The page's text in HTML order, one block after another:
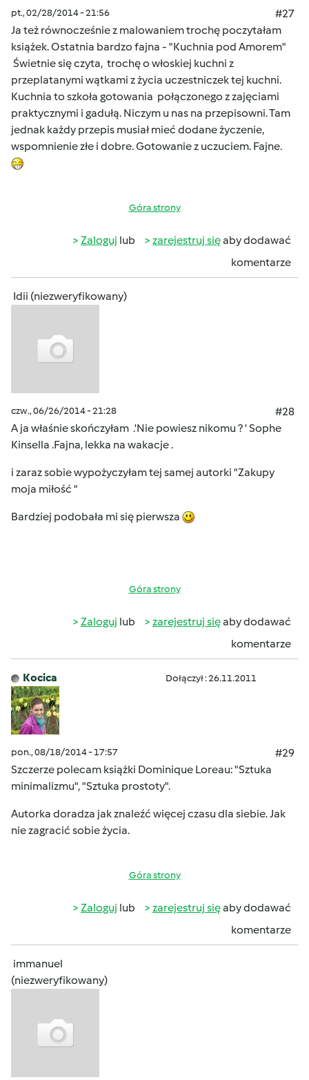
pt., 02/28/2014 - 21:56
#27
Ja też równocześnie z malowaniem trochę poczytałam
książek. Ostatnia bardzo fajna - "Kuchnia pod Amorem"
Świetnie się czyta, trochę o włoskiej kuchni z
przeplatanymi wątkami z życia uczestniczek tej kuchni.
Kuchnia to szkoła gotowania połączonego z zajęciami
praktycznymi i gadułą. Niczym u nas na przepisowni. Tam
jednak każdy przepis musiał mieć dodane życzenie,
wspomnienie złe i dobre. Gotowanie z uczuciem. Fajne.
Góra strony
Zaloguj lub zarejestruj sięaby dodawać
komentarze
Idii (niezweryfikowany)
czw., 06/26/2014 - 21:28
#28
A ja właśnie skończyłam .'Nie powiesz nikomu ? ' Sophe
Kinsella .Fajna, lekka na wakacje .
i zaraz sobie wypożyczyłam tej samej autorki "Zakupy
moja miłość "
Bardziej podobała mi się pierwsza
Góra strony
Zaloguj lub zarejestruj sięaby dodawać
komentarze
Kocica Dołączył : 26.11.2011
pon., 08/18/2014 - 17:57
#29
Szczerze polecam książki Dominique Loreau: "Sztuka
minimalizmu", "Sztuka prostoty".
Autorka doradza jak znaleźć więcej czasu dla siebie. Jak
nie zagracić sobie życia.
Góra strony
Zaloguj lub zarejestruj sięaby dodawać
komentarze
immanuel
(niezweryfikowany)